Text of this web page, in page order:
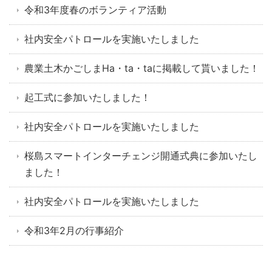
令和3年度春のボランティア活動
社内安全パトロールを実施いたしました
農業土木かごしまHa・ta・taに掲載して貰いました！
起工式に参加いたしました！
社内安全パトロールを実施いたしました
桜島スマートインターチェンジ開通式典に参加いたし
ました！
社内安全パトロールを実施いたしました
令和3年2月の行事紹介